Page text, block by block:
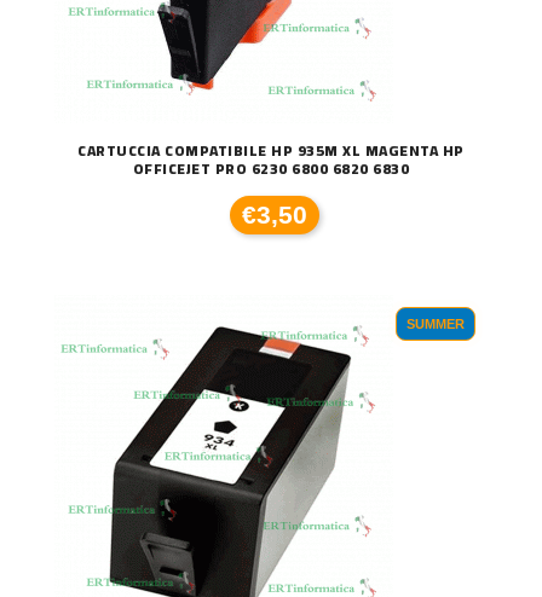
CARTUCCIA COMPATIBILE HP 935M XL MAGENTA HP
OFFICEJET PRO 6230 6800 6820 6830
€3,50
SUMMER